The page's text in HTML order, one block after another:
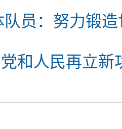
队员：努力锻
和人民再立新